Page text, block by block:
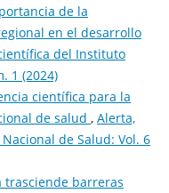
de la
en el desarrollo
del Instituto
1 (2024)
científica para la
de salud , Alerta,
de Salud: Vol. 6
trasciende barreras